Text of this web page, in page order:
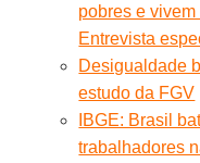
pobres e
Entrevista
Desigualdade
estudo da FGV
IBGE: Brasil
trabalhadores